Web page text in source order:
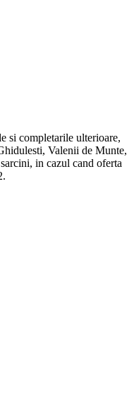
si completarile ulterioare,
Valenii de Munte,
in cazul cand oferta